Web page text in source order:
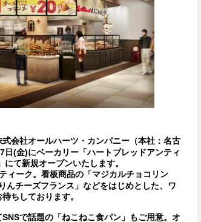
会社オールハーツ・カンパニー（本社：名古
(金)にベーカリー「ハートブレッドアンティ
て新規オープンいたします。
ィーク。看板商品の「マジカルチョコリン
んチーズフランス」などをはじめとした、ワ
ちしております。
で話題の「ねこねこ食パン」もご用意。オ